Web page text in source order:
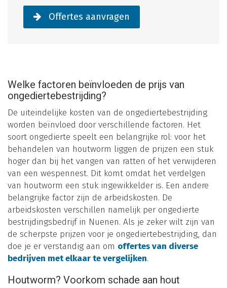
Offertes aanvragen
Welke factoren beïnvloeden de prijs van
ongediertebestrijding?
De uiteindelijke kosten van de ongediertebestrijding
worden beïnvloed door verschillende factoren. Het
soort ongedierte speelt een belangrijke rol: voor het
behandelen van houtworm liggen de prijzen een stuk
hoger dan bij het vangen van ratten of het verwijderen
van een wespennest. Dit komt omdat het verdelgen
van houtworm een stuk ingewikkelder is. Een andere
belangrijke factor zijn de arbeidskosten. De
arbeidskosten verschillen namelijk per ongedierte
bestrijdingsbedrijf in Nuenen. Als je zeker wilt zijn van
de scherpste prijzen voor je ongediertebestrijding, dan
doe je er verstandig aan om offertes van diverse
bedrijven met elkaar te vergelijken.
Houtworm? Voorkom schade aan hout